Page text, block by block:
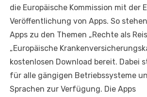
die Europäische Kommission mit der
Veröffentlichung von Apps. So
Apps zu den Themen „Rechte als
„Europäische
kostenlosen Download bereit. Dabei
für alle gängigen Betriebssysteme
Sprachen zur Verfügung. Die Apps